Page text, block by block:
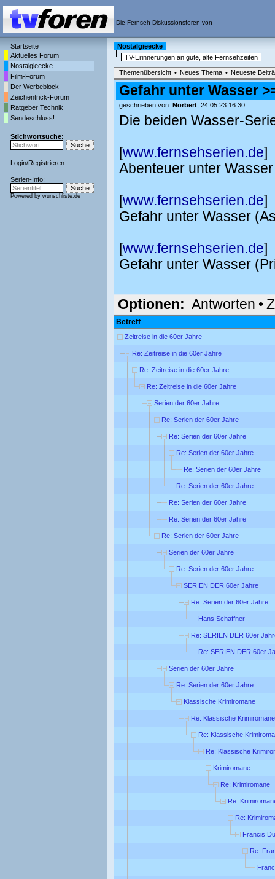
Die Fernseh-Diskussionsforen von
Startseite
Aktuelles Forum
Nostalgieecke
Film-Forum
Der Werbeblock
Zeichentrick-Forum
Ratgeber Technik
Sendeschluss!
Stichwortsuche:
Login/Registrieren
Serien-Info:
Powered by wunschliste.de
Nostalgieecke
TV-Erinnerungen an gute, alte Fernsehzeiten
Themenübersicht • Neues Thema • Neueste
Gefahr unter Wasser
geschrieben von: Norbert , 24.05.23 16:30
Die beiden Wasser-
[www.fernsehserien.de]
Abenteuer unter
[www.fernsehserien.de]
Gefahr unter Wasser
[www.fernsehserien.de]
Gefahr unter Wasser
Optionen: Antworten •
Betreff
Zeitreise in die 60er Jahre
Re: Zeitreise in die 60er Jahre
Re: Zeitreise in die 60er Jahre
Re: Zeitreise in die 60er Jahre
Serien der 60er Jahre
Re: Serien der 60er Jahre
Re: Serien der 60er Jahre
Re: Serien der 60er Jahre
Re: Serien der 60er Jahre
Re: Serien der 60er Jahre
Re: Serien der 60er Jahre
Re: Serien der 60er Jahre
Re: Serien der 60er Jahre
Serien der 60er Jahre
Re: Serien der 60er Jahre
SERIEN DER 60er Jahre
Re: Serien der 60er Jahre
Hans Schaffner
Re: SERIEN DER 60er
Re: SERIEN DER 60er
Serien der 60er Jahre
Re: Serien der 60er Jahre
Klassische Krimiromane
Re: Klassische Krimiromane
Re: Klassische
Re: Klassische
Krimiromane
Re: Krimiromane
Re:
Re:
Francis
Re: